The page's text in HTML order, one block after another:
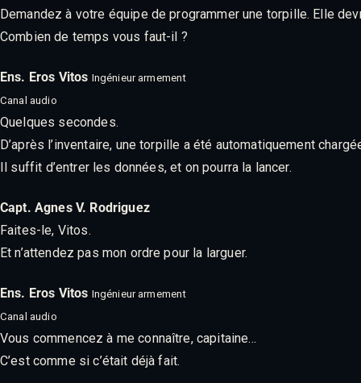
Demandez à votre équipe de programmer une torpille. Elle
Combien de temps vous faut-il ?
Ens. Eros Vitos Ingénieur armement
Canal audio
Quelques secondes.
D’après l’inventaire, une torpille a été automatiquement
Il suffit d’entrer les données, et on pourra la lancer.
Capt. Agnes V. Rodriguez
Faites-le, Vitos.
Et n’attendez pas mon ordre pour la larguer.
Ens. Eros Vitos Ingénieur armement
Canal audio
Vous commencez à me connaître, capitaine…
C’est comme si c’était déjà fait.